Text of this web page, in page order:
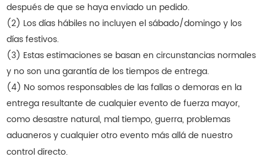
después de que se haya enviado un pedido.
(2) Los días hábiles no incluyen el sábado/domingo y los
días festivos.
(3) Estas estimaciones se basan en circunstancias normales
y no son una garantía de los tiempos de entrega.
(4) No somos responsables de las fallas o demoras en la
entrega resultante de cualquier evento de fuerza mayor,
como desastre natural, mal tiempo, guerra, problemas
aduaneros y cualquier otro evento más allá de nuestro
control directo.